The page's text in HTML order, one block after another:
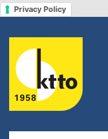
Privacy Policy